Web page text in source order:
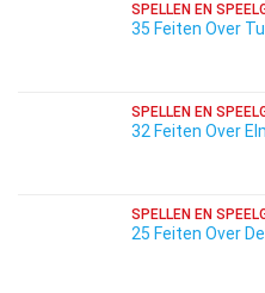
SPELLEN EN
35 Feiten Over
SPELLEN EN
32 Feiten Over
SPELLEN EN
25 Feiten Over